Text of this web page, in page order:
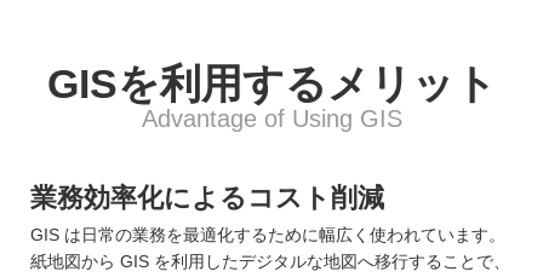
GISを利用する メリット
Advantage of Using GIS
業務効率化によるコスト削減
GIS は日常の業務を最適化するために幅広く使われています。
紙地図から GIS を利用したデジタルな地図へ移行することで、